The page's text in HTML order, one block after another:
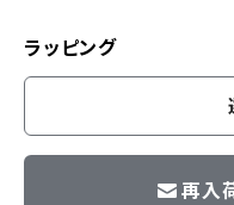
ラッピング
再入